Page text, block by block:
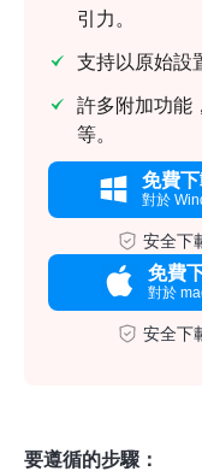
引力。
支持以原始設
許多附加功能
等。
免費
對於
安全下
免費
對於
安全下
要遵循的步驟：